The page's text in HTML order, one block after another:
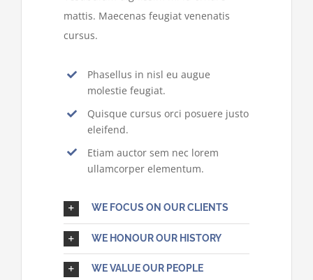
mattis. Maecenas feugiat venenatis
cursus.
Phasellus in nisl eu augue
molestie feugiat.
Quisque cursus orci posuere justo
eleifend.
Etiam auctor sem nec lorem
ullamcorper elementum.
WE FOCUS ON OUR CLIENTS
WE HONOUR OUR HISTORY
WE VALUE OUR PEOPLE